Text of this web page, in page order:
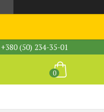
+380 (50) 234-35-01